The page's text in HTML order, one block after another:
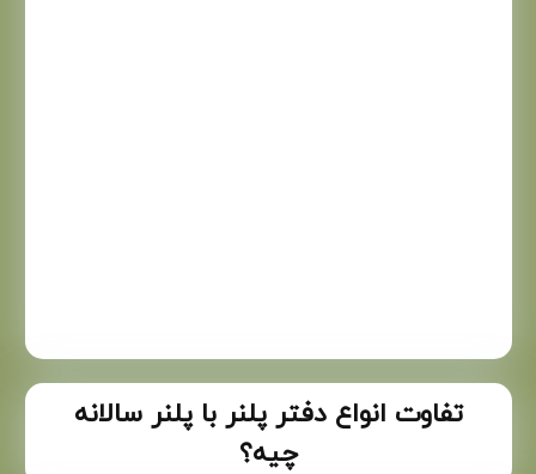
تفاوت انواع دفتر پلنر با پلنر سالانه
چیه؟